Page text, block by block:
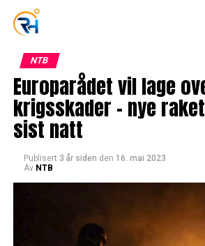
NTB
Europarådet vil lage
krigsskader – nye
sist natt
Publisert 3 år siden den 16. mai 2023
Av NTB